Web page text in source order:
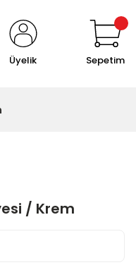
Üyelik Sepetim
/ Krem